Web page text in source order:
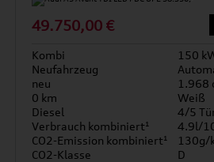
49.750,00 €
Kombi
150
Neufahrzeug
neu
1.968
0 km
Weiß
Diesel
4/5
Verbrauch kombiniert¹
4.9l/
CO2-Emission kombiniert¹
130g/
CO2-Klasse
D